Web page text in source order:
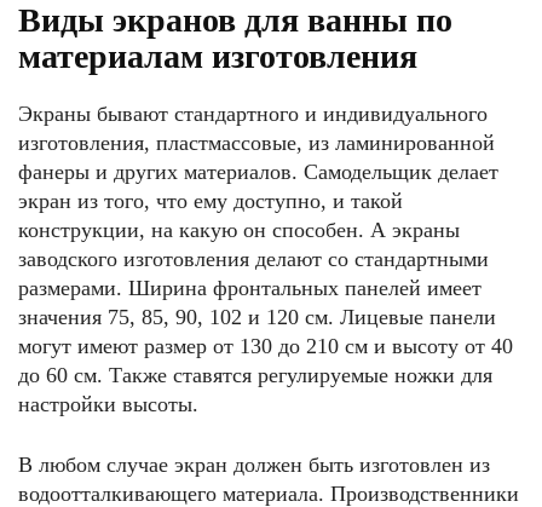
Виды экранов для ванны по
материалам изготовления
Экраны бывают стандартного и индивидуального
изготовления, пластмассовые, из ламинированной
фанеры и других материалов. Самодельщик делает
экран из того, что ему доступно, и такой
конструкции, на какую он способен. А экраны
заводского изготовления делают со стандартными
размерами. Ширина фронтальных панелей имеет
значения 75, 85, 90, 102 и 120 см. Лицевые панели
могут имеют размер от 130 до 210 см и высоту от 40
до 60 см. Также ставятся регулируемые ножки для
настройки высоты.
В любом случае экран должен быть изготовлен из
водоотталкивающего материала. Производственники